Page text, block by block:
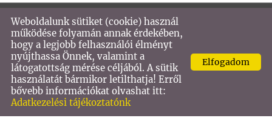
© 2026 - VASTECH KFT
Oldal információklAdatkezelési tájékoztatól
Impresszum
KERESÉS AZ OLDAL TARTALMÁBAN
Elfogadom
Weboldalunk sütiket (cookie) használ
működése folyamán annak érdekében,
hogy a legjobb felhasználói élményt
nyújthassa Önnek, valamint a
látogatottság mérése céljából. A sütik
használatát bármikor letilthatja! Erről
bővebb információkat olvashat itt:
Adatkezelési tájékoztatónk